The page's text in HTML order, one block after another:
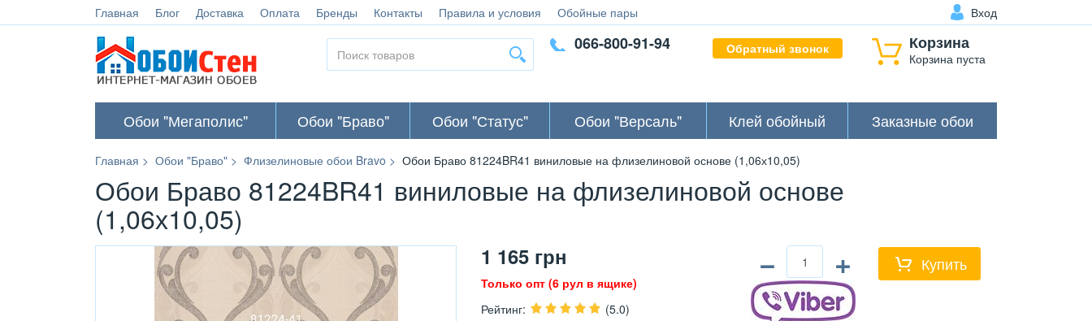
Главная Блог Доставка Оплата Бренды Контакты Правила и условия Обойные пары Вход
Корзина
Корзина пуста
066-800-91-94 Обратный звонок
Обои "Мегаполис" Обои "Браво" Обои "Статус" Обои "Версаль" Клей обойный Заказные обои
Главная Обои "Браво" Флизелиновые обои Bravo Обои Браво 81224BR41 виниловые на флизелиновой основе (1,06х10,05)
Обои Браво 81224BR41 виниловые на флизелиновой основе
(1,06х10,05)
1 165 грн
Только опт (6 рул в ящике)
Рейтинг:
(5.0)
− + Купить